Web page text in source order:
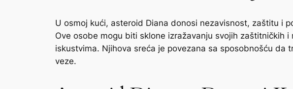
U osmoj kući, asteroid Diana donosi nezavisnost, zaštitu i
Ove osobe mogu biti sklone izražavanju svojih zaštitničkih
iskustvima. Njihova sreća je povezana sa sposobnošću
veze.